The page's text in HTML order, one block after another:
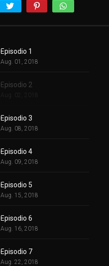
Episodio 1
Aug. 01, 2018
Episodio 2
Aug. 02, 2018
Episodio 3
Aug. 08, 2018
Episodio 4
Aug. 09, 2018
Episodio 5
Aug. 15, 2018
Episodio 6
Aug. 16, 2018
Episodio 7
Aug. 22, 2018